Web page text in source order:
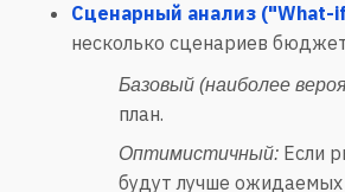
Сценарный анализ ("What-
несколько сценариев
Базовый (наиболее
план.
Оптимистичный: Если
будут лучше